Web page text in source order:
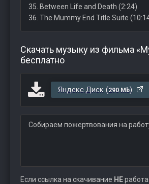
35. Between Life and Death (2:24)
36. The Mummy End Title Suite
Скачать музыку из фильма
бесплатно
Яндекс.Диск (290 Mb)
Собираем пожертвования на
Если ссылка на скачивание НЕ